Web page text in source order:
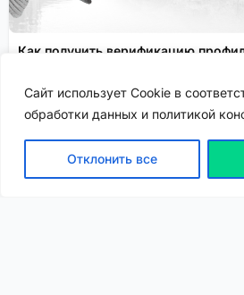
Сайт использует Cookie в
обработки данных и политикой
Отклонить все
Как получить верификацию
ВХОД |